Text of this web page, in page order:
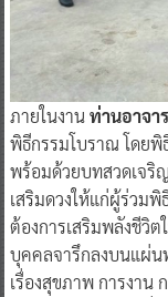
ภายในงานท่านอาจา
พิธีกรรมโบราณ โดยพิ
พร้อมด้วยบทสวดเจริ
เสริมดวงให้แก่ผู้ร่วม
ต้องการเสริมพลังชีวิต
บุคคลจารึกลงบนแผ่น
เรื่องสุขภาพ การงาน